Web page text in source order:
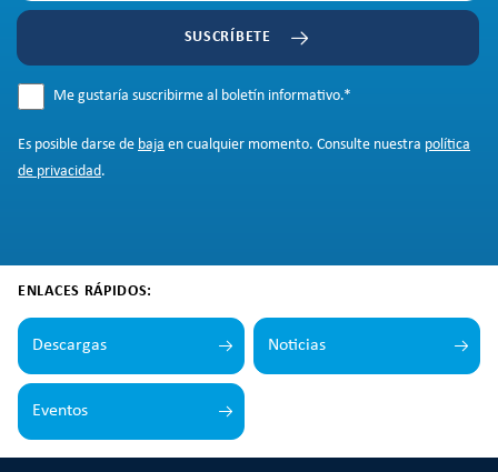
SUSCRÍBETE
Me gustaría suscribirme al boletín informativo.*
Es posible darse de baja en cualquier momento. Consulte nuestra política
de privacidad.
ENLACES RÁPIDOS:
Descargas Noticias
Eventos